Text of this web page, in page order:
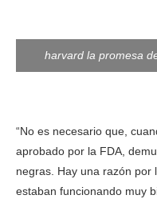
harvard la promesa
“No es necesario que,
aprobado por la FDA,
negras. Hay una razón por
estaban funcionando muy